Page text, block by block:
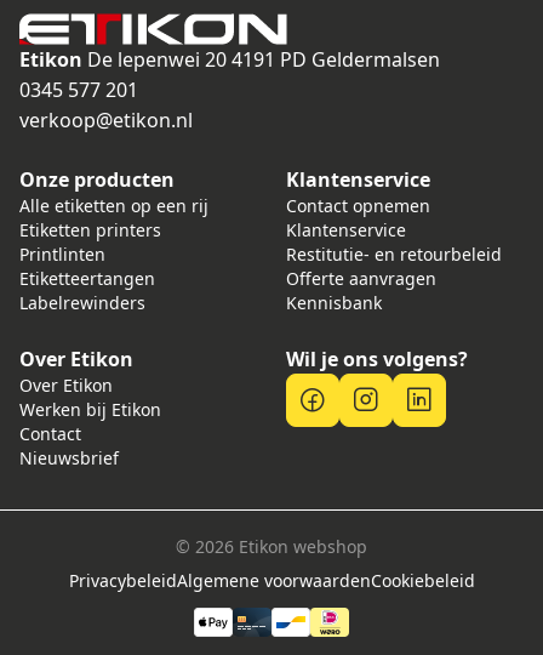
Etikon De lepenwei 204191 PD Geldermalsen
0345 577 201
verkoop@etikon.nl
Onze producten
Alle etiketten op een rij
Etiketten printers
Printlinten
Etiketteertangen
Labelrewinders
Klantenservice
Contact opnemen
Klantenservice
Restitutie- en retourbeleid
Offerte aanvragen
Kennisbank
Over Etikon
Over Etikon
Werken bij Etikon
Contact
Nieuwsbrief
Wil je ons volgens?
© 2026 Etikon webshop
PrivacybeleidAlgemene voorwaardenCookiebeleid